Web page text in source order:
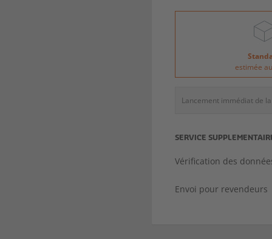
estimée
Lancement immédiat de
SERVICE
Vérification des
Envoi pour revendeurs